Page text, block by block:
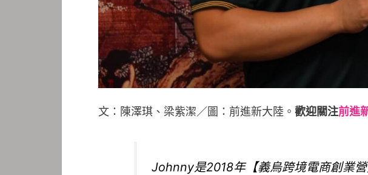
文：陳澤琪、梁紫潔／圖：前進新大陸。 歡迎關注前進
Johnny是2018年【義烏跨境電商創業